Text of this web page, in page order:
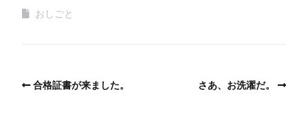
おしごと
合格証書が来ました。 さあ、お洗濯だ。